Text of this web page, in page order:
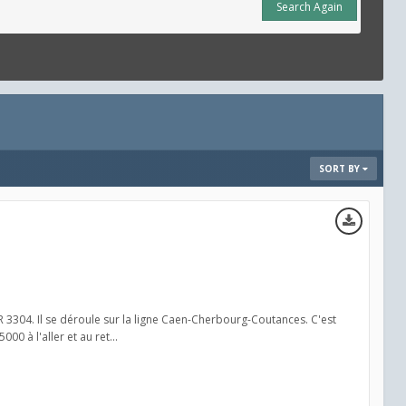
Search Again
SORT BY
Il se déroule sur la ligne Caen-Cherbourg-Coutances. C'est
à l'aller et au ret...